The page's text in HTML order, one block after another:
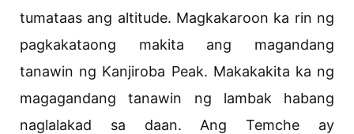
tumataas ang altitude. Magkakaroon ka rin ng
pagkakataong makita ang magandang
tanawin ng Kanjiroba Peak. Makakakita ka ng
magagandang tanawin ng lambak habang
naglalakad sa daan. Ang Temche ay